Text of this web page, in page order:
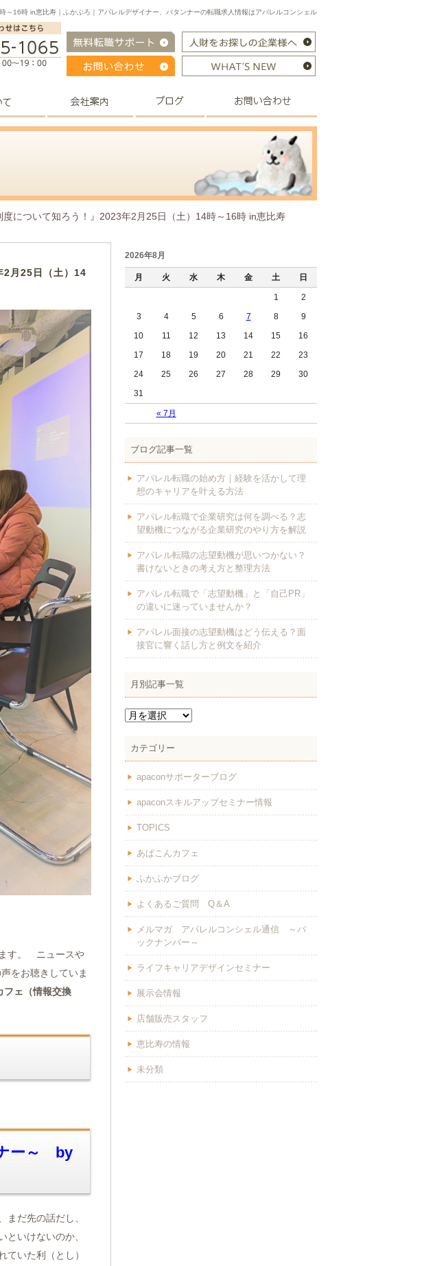
16時 in恵比寿｜ふかぶろ｜アパレルデザイナー、パタンナーの転職求人情報はアパレルコンシェル
について知ろう！』2023年2月25日（土）14時～16時 in恵比寿
2月25日（土）14
ます。 ニュースや
をお聴きしていま
ェ（情報交換
ー～ by
だ先の話だし、
いけないのか、
いた利（とし）
2026年8月
月 火 水 木 金 土 日
« 7月
1
2
3
4 5 6 7 8
9
10
11 12 13 14 15
16
17
18 19 20 21 22
23
24
25 26 27 28 29
30
31
ブログ記事一覧
アパレル転職の始め方｜経験を活かして理
想のキャリアを叶える方法
アパレル転職で企業研究は何を調べる？志
望動機につながる企業研究のやり方を解説
アパレル転職の志望動機が思いつかない？
書けないときの考え方と整理方法
アパレル転職で「志望動機」と「自己PR」
の違いに迷っていませんか？
アパレル面接の志望動機はどう伝える？面
接官に響く話し方と例文を紹介
月別記事一覧
カテゴリー
apaconサポーターブログ
apaconスキルアップセミナー情報
TOPICS
あぱこんカフェ
ふかふかブログ
よくあるご質問 Q＆A
メルマガ アパレルコンシェル通信 ～バ
ックナンバー～
ライフキャリアデザインセミナー
展示会情報
店舗販売スタッフ
恵比寿の情報
未分類